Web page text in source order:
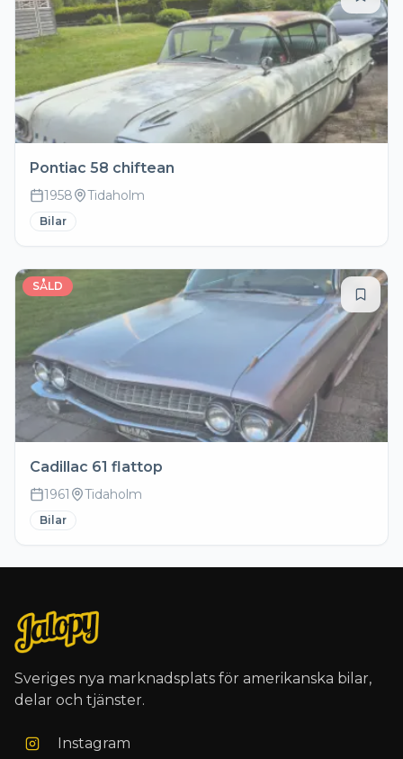
Pontiac 58 chiftean
1958 Tidaholm
Bilar
SÅLD
Cadillac 61 flattop
1961 Tidaholm
Bilar
Sveriges nya marknadsplats för amerikanska bilar,
delar och tjänster.
Instagram